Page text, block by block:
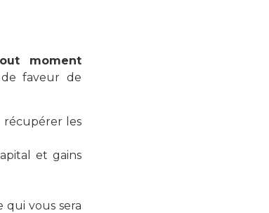
moment
de faveur de
récupérer les
et gains
qui vous sera